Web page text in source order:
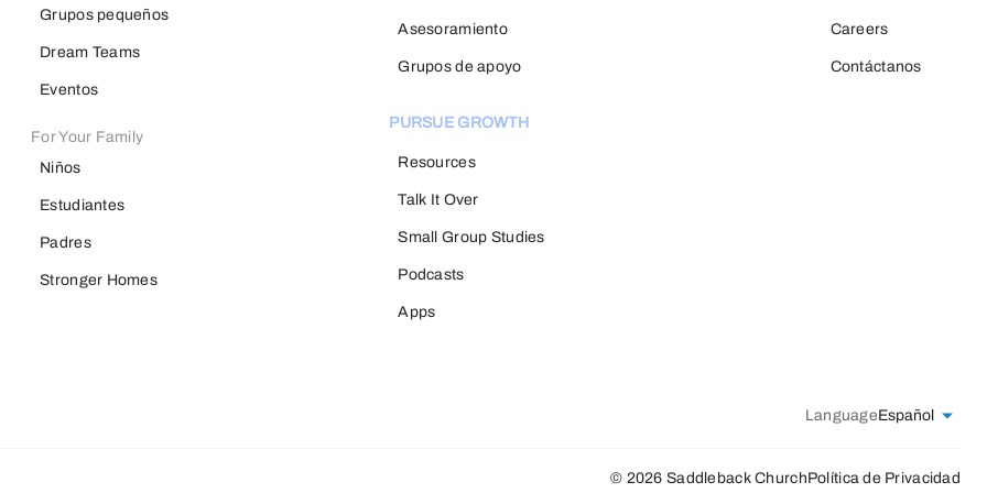
Grupos pequeños
Dream Teams
Eventos
For Your Family
Niños
Estudiantes
Padres
Stronger Homes
Asesoramiento
Grupos de apoyo
PURSUE GROWTH
Resources
Talk It Over
Small Group Studies
Podcasts
Apps
Careers
Contáctanos
LanguageEspañol
© 2026 Saddleback ChurchPolítica de Privacidad